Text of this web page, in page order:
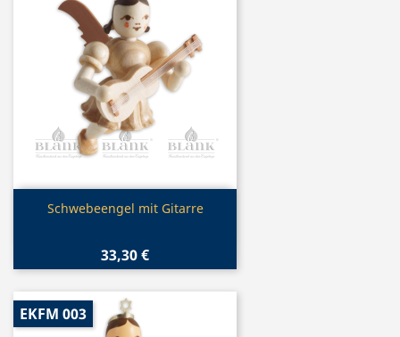
Vorschau
Schwebeengel mit Gitarre
33,30 €
EKFM 003